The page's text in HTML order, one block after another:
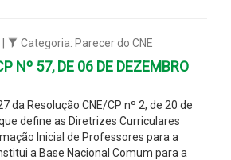
Categoria: Parecer do CNE
Nº 57, DE 06 DE DEZEMBRO
da Resolução CNE/CP nº 2, de 20 de
define as Diretrizes Curriculares
Inicial de Professores para a
a Base Nacional Comum para a